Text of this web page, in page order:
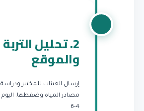
2. تحليل التربة
والموقع
إرسال العينات للمختبر ودراسة
مصادر المياه وضغطها. اليوم
4-6